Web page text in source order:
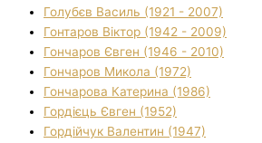
Голубєв Василь (1921 - 2007)
Гонтаров Віктор (1942 - 2009)
Гончаров Євген (1946 - 2010)
Гончаров Микола (1972)
Гончарова Катерина (1986)
Гордієць Євген (1952)
Гордійчук Валентин (1947)